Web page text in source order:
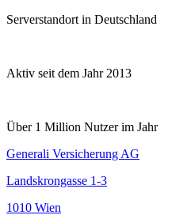
Serverstandort in Deutschland
Aktiv seit dem Jahr 2013
Über 1 Million Nutzer im Jahr
Generali Versicherung AG
Landskrongasse 1-3
1010 Wien